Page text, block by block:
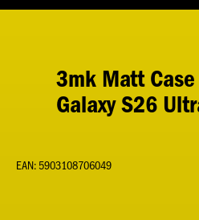
3mk Matt
Galaxy S26
EAN: 5903108706049